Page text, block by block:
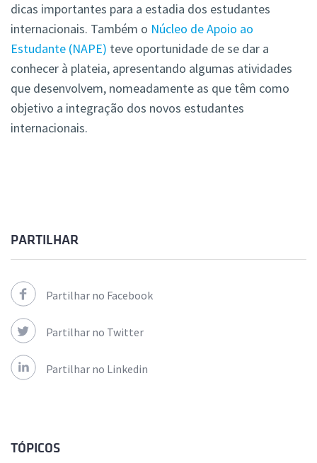
dicas importantes para a estadia dos estudantes
internacionais. Também o Núcleo de Apoio ao
Estudante (NAPE) teve oportunidade de se dar a
conhecer à plateia, apresentando algumas atividades
que desenvolvem, nomeadamente as que têm como
objetivo a integração dos novos estudantes
internacionais.
PARTILHAR
Partilhar no Facebook
Partilhar no Twitter
Partilhar no Linkedin
TÓPICOS